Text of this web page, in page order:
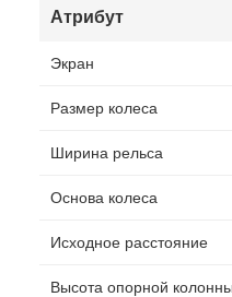
Атрибут
Экран
Размер колеса
Ширина рельса
Основа колеса
Исходное расстояние
Высота опорной колонны